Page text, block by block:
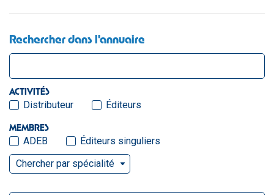
Rechercher dans l'annuaire
ACTIVITÉS
Distributeur Éditeurs
MEMBRES
ADEB
Éditeurs singuliers
Chercher par spécialité